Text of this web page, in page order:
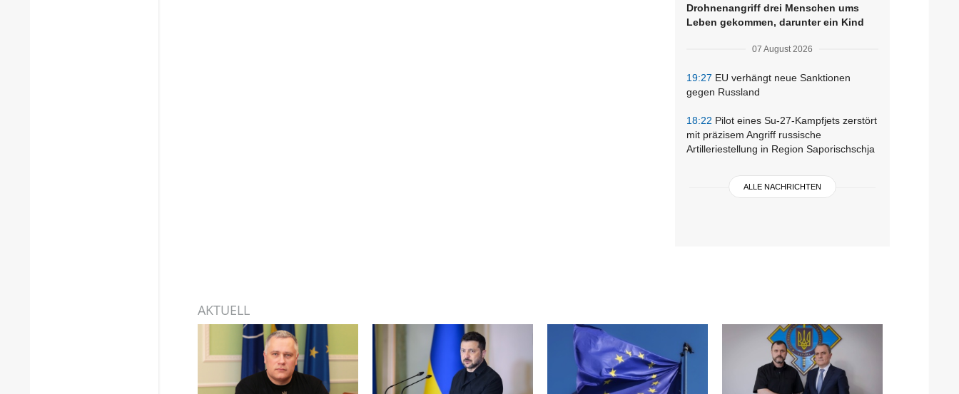
Drohnenangriff drei Menschen ums
Leben gekommen, darunter ein Kind
07 August 2026
19:27 EU verhängt neue Sanktionen
gegen Russland
18:22 Pilot eines Su-27-Kampfjets zerstört
mit präzisem Angriff russische
Artilleriestellung in Region Saporischschja
ALLE NACHRICHTEN
AKTUELL